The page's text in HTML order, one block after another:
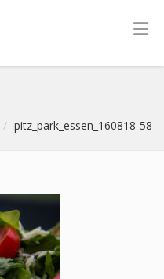
pitz_park_essen_160818-58